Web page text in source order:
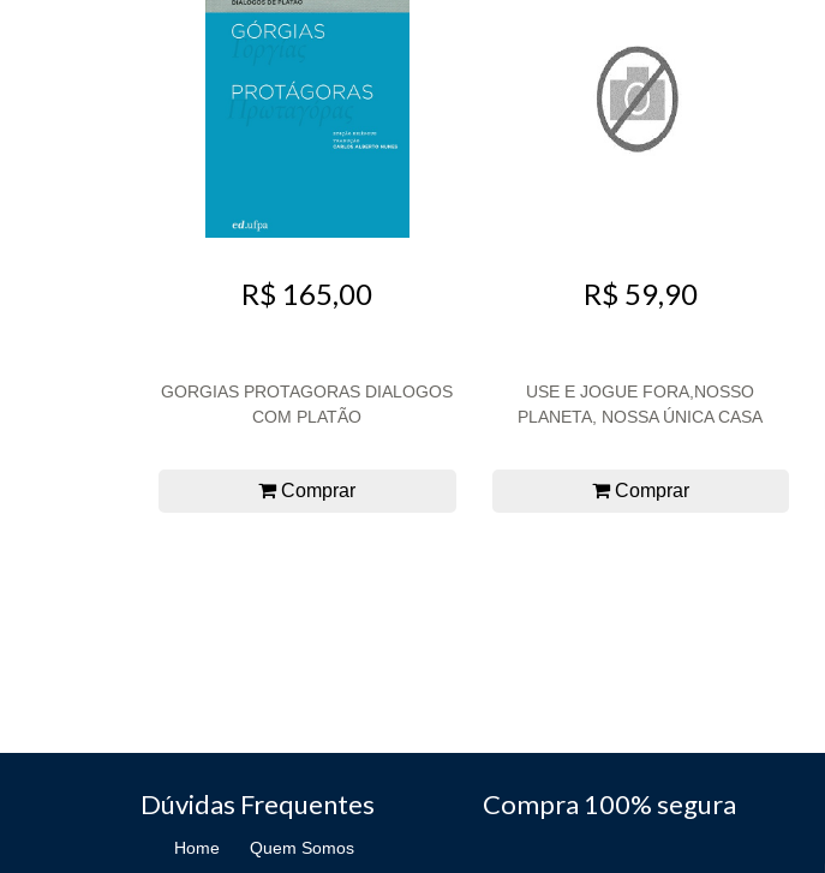
R$ 165,00
GORGIAS PROTAGORAS DIALOGOS
COM PLATÃO
Comprar
R$ 59,90
USE E JOGUE FORA,NOSSO
PLANETA, NOSSA ÚNICA CASA
Comprar
Dúvidas Frequentes
Home Quem Somos
Compra 100% segura